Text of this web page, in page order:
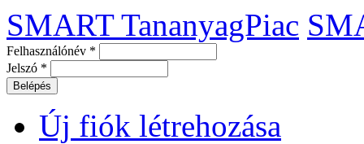
SMART TananyagPiac
Felhasználónév *
Jelszó *
Új fiók létrehozása